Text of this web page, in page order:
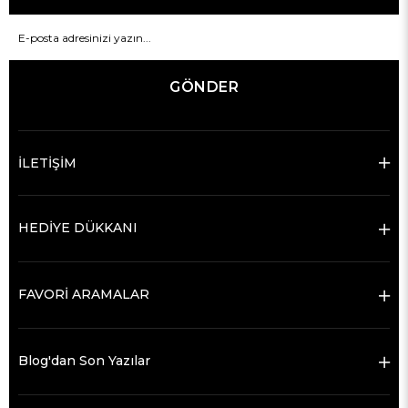
GÖNDER
İLETİŞİM
HEDİYE DÜKKANI
FAVORİ ARAMALAR
Blog'dan Son Yazılar